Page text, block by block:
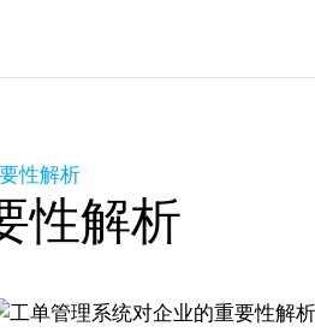
性解析
性解析